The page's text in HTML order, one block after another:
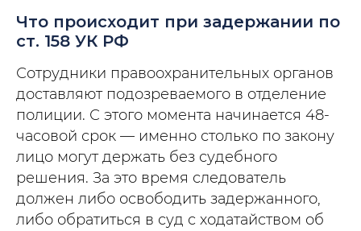
Что происходит при задержании по
ст. 158 УК РФ
Сотрудники правоохранительных органов
доставляют подозреваемого в отделение
полиции. С этого момента начинается 48-
часовой срок — именно столько по закону
лицо могут держать без судебного
решения. За это время следователь
должен либо освободить задержанного,
либо обратиться в суд с ходатайством об